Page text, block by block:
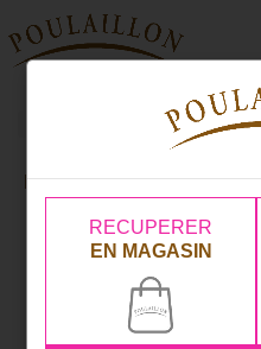
Plateaux individuels
Plateaux Individuels
RECUPERER
EN MAGASIN